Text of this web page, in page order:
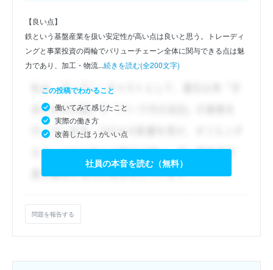
【良い点】
鉄という基盤産業を扱い安定性が高い点は良いと思う。トレーディ
ングと事業投資の両輪でバリューチェーン全体に関与できる点は魅
力であり、加工・物流...続きを読む(全200文字)
この投稿でわかること
働いてみて感じたこと
実際の働き方
改善したほうがいい点
社員の本音を読む（無料）
問題を報告する